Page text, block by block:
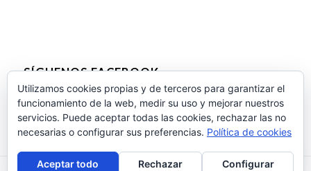
SÍGUENOS FACEBOOK
Utilizamos cookies propias y de terceros para garantizar el
funcionamiento de la web, medir su uso y mejorar nuestros
servicios. Puede aceptar todas las cookies, rechazar las no
necesarias o configurar sus preferencias. Política de cookies
Aceptar todo Rechazar Configurar